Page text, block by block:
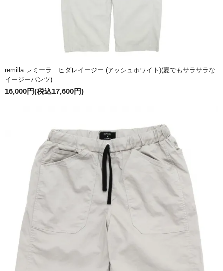
remilla レミーラ｜ヒダレイージー (アッシュホワイト)(夏でもサラサラな
イージーパンツ)
16,000円(税込17,600円)